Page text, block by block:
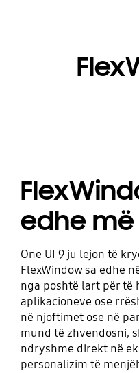
edhe
One UI 9 ju lejon të
FlexWindow sa edhe
nga poshtë lart për të
aplikacioneve ose
në njoftimet ose në
mund të zhvendosni,
ndryshme direkt në
personalizim të